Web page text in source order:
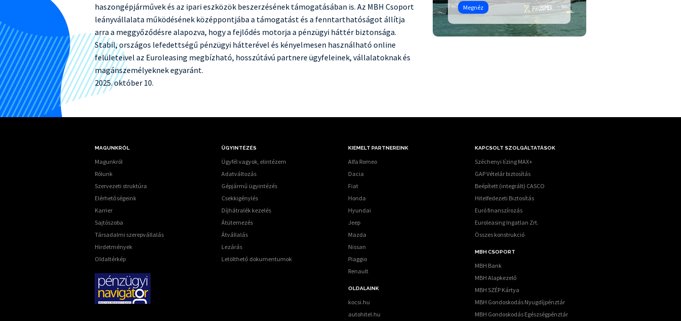
haszongépjárművek és az ipari eszközök beszerzésének támogatásában is. Az MBH Csoport
leányvállalata működésének középpontjába a támogatást és a fenntarthatóságot állítja
arra a meggyőződésre alapozva, hogy a fejlődés motorja a pénzügyi háttér biztonsága.
Stabil, országos lefedettségű pénzügyi hátterével és kényelmesen használható online
felületeivel az Euroleasing megbízható, hosszútávú partnere ügyfeleinek, vállalatoknak és
magánszemélyeknek egyaránt.
2025. október 10.
Megnéz Megnéz Megnéz
MAGUNKRÓL
Magunkról
Rólunk
Szervezeti struktúra
Elérhetőségeink
Karrier
Sajtószoba
Társadalmi szerepvállalás
Hirdetmények
Oldaltérkép
ÜGYINTÉZÉS
Ügyfél vagyok, elintézem
Adatváltozás
Gépjármű ügyintézés
Csekkigénylés
Díjhátralék kezelés
Átütemezés
Átvállalás
Lezárás
Letölthető dokumentumok
KIEMELT PARTNEREINK
Alfa Romeo
Dacia
Fiat
Honda
Hyundai
Jeep
Mazda
Nissan
Piaggio
Renault
OLDALAINK
kocsi.hu
autohitel.hu
KAPCSOLT SZOLGÁLTATÁSOK
Széchenyi lízing MAX+
GAP Vételár biztosítás
Beépített (integrált) CASCO
Hitelfedezeti Biztosítás
Euró finanszírozás
Euroleasing Ingatlan Zrt.
Összes konstrukció
MBH CSOPORT
MBH Bank
MBH Alapkezelő
MBH SZÉP Kártya
MBH Gondoskodás Nyugdíjpénztár
MBH Gondoskodás Egészségpénztár